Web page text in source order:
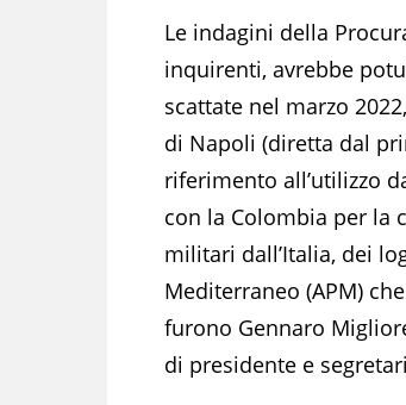
Le indagini della
inquirenti, avrebbe
scattate nel marzo
di Napoli (diretta dal
riferimento all’utilizzo
con la Colombia per la
militari dall’Italia, dei
Mediterraneo (APM)
furono Gennaro
di presidente e